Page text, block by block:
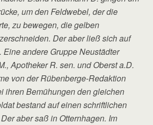
um den Feldwebel, der die
zu bewegen, die gelben
Der aber ließ sich auf
Eine andere Gruppe Neustädter
Apotheker R. sen. und Oberst a.D.
von der Rübenberge-Redaktion
ihren Bemühungen den gleichen
bestand auf einen schriftlichen
aber saß in Otternhagen. Im